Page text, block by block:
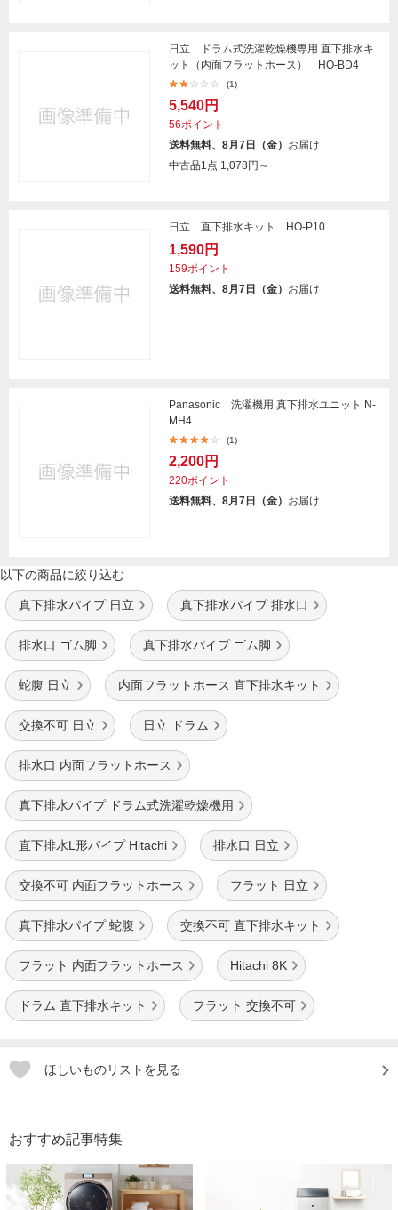
日立 ドラム式洗濯乾燥機専用 直下排水キ
ット（内面フラットホース） HO-BD4
(1)
5,540円
56ポイント
送料無料、8月7日（金） お届け
中古品1点 1,078円～
日立 直下排水キット HO-P10
1,590円
159ポイント
送料無料、8月7日（金） お届け
Panasonic 洗濯機用 真下排水ユニット N-
MH4
(1)
2,200円
220ポイント
送料無料、8月7日（金） お届け
以下の商品に絞り込む
真下排水パイプ 日立 真下排水パイプ 排水口
排水口 ゴム脚 真下排水パイプ ゴム脚
蛇腹 日立 内面フラットホース 直下排水キット
交換不可 日立 日立 ドラム
排水口 内面フラットホース
真下排水パイプ ドラム式洗濯乾燥機用
直下排水L形パイプ Hitachi 排水口 日立
交換不可 内面フラットホース フラット 日立
真下排水パイプ 蛇腹 交換不可 直下排水キット
フラット 内面フラットホース Hitachi 8K
ドラム 直下排水キット フラット 交換不可
ほしいものリストを見る
おすすめ記事特集